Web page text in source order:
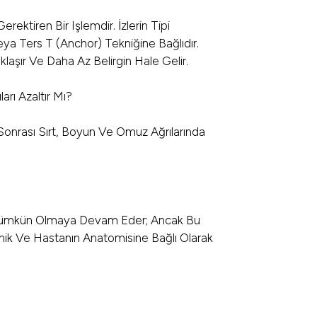
Bir Işlemdir. İzlerin Tipi
Ters T (anchor) Tekniğine Bağlıdır.
Ve Daha Az Belirgin Hale Gelir.
Azaltır Mı?
Sırt, Boyun Ve Omuz Ağrılarında
Olmaya Devam Eder; Ancak Bu
Ve Hastanın Anatomisine Bağlı Olarak